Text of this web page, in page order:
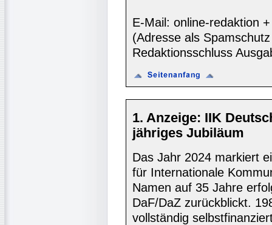
E-Mail: online-redaktion
(Adresse als
Redaktionsschluss
1. Anzeige: IIK
jähriges Jubiläum
Das Jahr 2024 markiert
für Internationale
Namen auf 35 Jahre
DaF/DaZ zurückblickt.
vollständig